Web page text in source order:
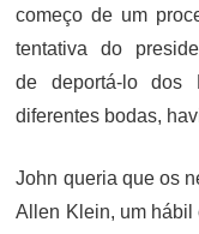
começo de um
tentativa do
de deportá-lo dos
diferentes bodas,
John queria que os
Allen Klein, um hábil